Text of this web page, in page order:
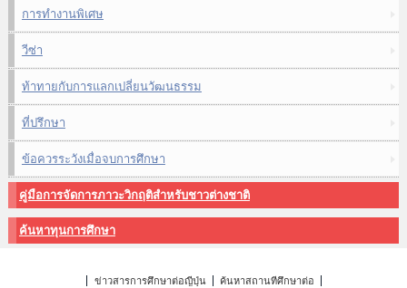
การทำงานพิเศษ
วีซ่า
ท้าทายกับการแลกเปลี่ยนวัฒนธรรม
ที่ปรึกษา
ข้อควรระวังเมื่อจบการศึกษา
คู่มือการจัดการภาวะวิกฤติสำหรับชาวต่างชาติ
ค้นหาทุนการศึกษา
ข่าวสารการศึกษาต่อญี่ปุ่น
ค้นหาสถานที่ศึกษาต่อ